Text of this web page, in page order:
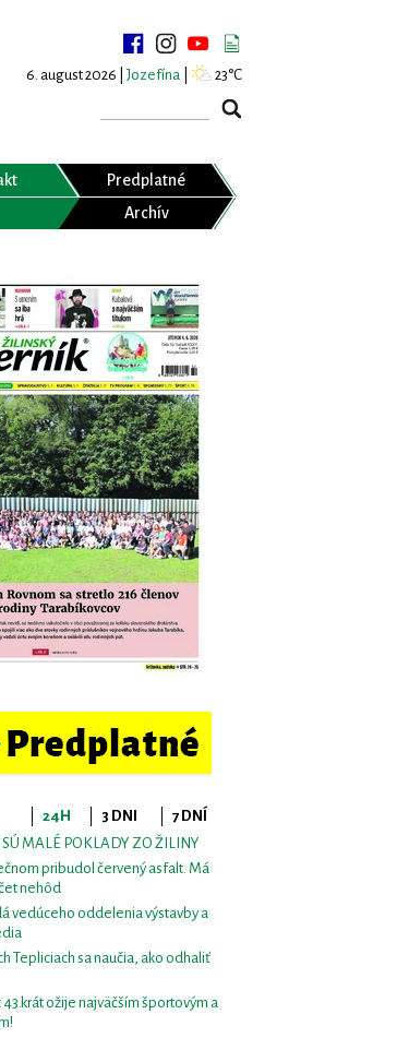
6. august 2026 | Jozefína 23°C
Predplatné
Archív
24H 3 DNI
7 DNÍ
SÚ MALÉ POKLADY ZO ŽILINY
pribudol červený asfalt. Má
nehôd
vedúceho oddelenia výstavby a
Tepliciach sa naučia, ako odhaliť
43.krát ožije najväčším športovým a